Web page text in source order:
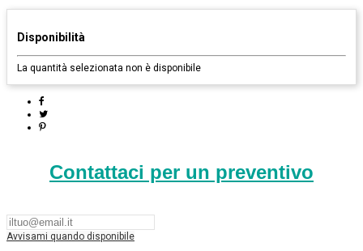
Disponibilità
La quantità selezionata non è disponibile
Contattaci per un preventivo
Avvisami quando disponibile